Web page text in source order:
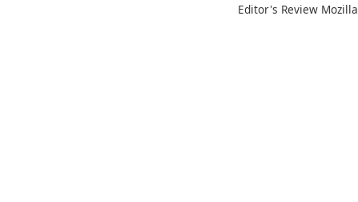
Editor's Review Mozilla